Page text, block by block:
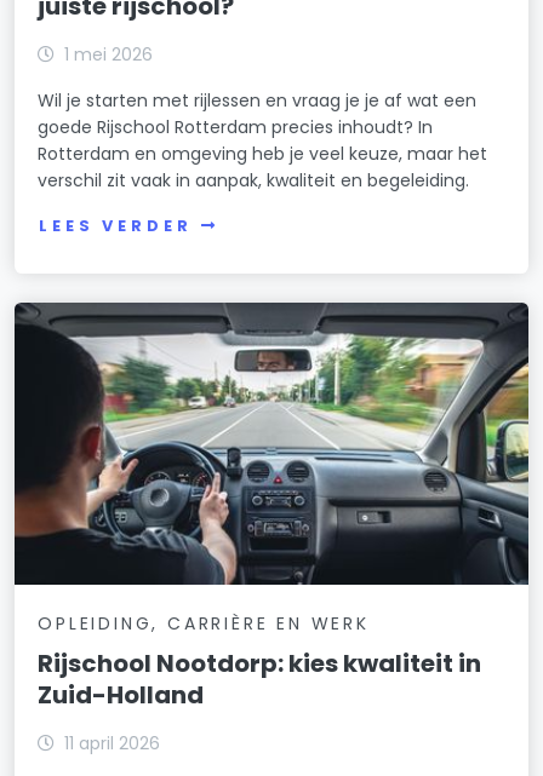
1 mei 2026
Wil je starten met rijlessen en vraag je je af wat een
goede Rijschool Rotterdam precies inhoudt? In
Rotterdam en omgeving heb je veel keuze, maar het
verschil zit vaak in aanpak, kwaliteit en begeleiding.
LEES VERDER
OPLEIDING, CARRIÈRE EN WERK
Rijschool Nootdorp: kies kwaliteit in
Zuid-Holland
11 april 2026